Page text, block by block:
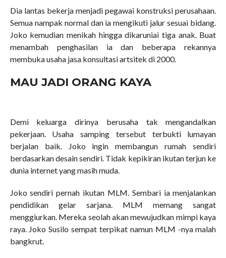
Dia lantas bekerja menjadi pegawai konstruksi perusahaan.
Semua nampak normal dan ia mengikuti jalur sesuai bidang.
Joko kemudian menikah hingga dikaruniai tiga anak. Buat
menambah penghasilan ia dan beberapa rekannya
membuka usaha jasa konsultasi artsitek di 2000.
MAU JADI ORANG KAYA
Demi keluarga dirinya berusaha tak mengandalkan
pekerjaan. Usaha samping tersebut terbukti lumayan
berjalan baik. Joko ingin membangun rumah sendiri
berdasarkan desain sendiri. Tidak kepikiran ikutan terjun ke
dunia internet yang masih muda.
Joko sendiri pernah ikutan MLM. Sembari ia menjalankan
pendidikan gelar sarjana. MLM memang sangat
menggiurkan. Mereka seolah akan mewujudkan mimpi kaya
raya. Joko Susilo sempat terpikat namun MLM -nya malah
bangkrut.